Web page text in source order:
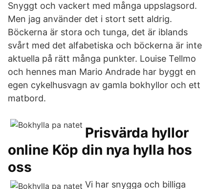
Snyggt och vackert med många uppslagsord.
Men jag använder det i stort sett aldrig.
Böckerna är stora och tunga, det är iblands
svårt med det alfabetiska och böckerna är inte
aktuella på rätt många punkter. Louise Tellmo
och hennes man Mario Andrade har byggt en
egen cykelhusvagn av gamla bokhyllor och ett
matbord.
Prisvärda hyllor
online Köp din nya hylla hos
oss
Vi har snygga och billiga